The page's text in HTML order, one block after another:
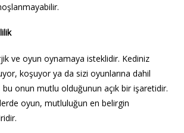
ve oyun oynamaya isteklidir. Kediniz
koşuyor ya da sizi oyunlarına dahil
bu onun mutlu olduğunun açık bir işaretidir.
oyun, mutluluğun en belirgin